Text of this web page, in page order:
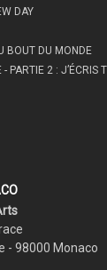
DAY
BOUT DU MONDE
PARTIE 2 : J’ÉCRIS
- 98000 Monaco